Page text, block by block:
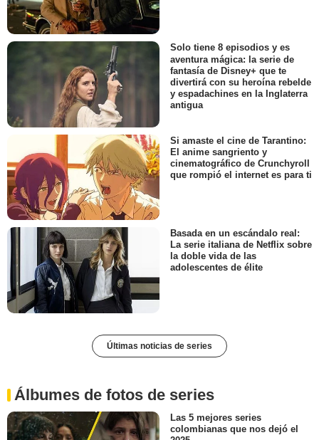
Solo tiene 8 episodios y es
aventura mágica: la serie de
fantasía de Disney+ que te
divertirá con su heroína rebelde
y espadachines en la Inglaterra
antigua
Si amaste el cine de Tarantino:
El anime sangriento y
cinematográfico de Crunchyroll
que rompió el internet es para ti
Basada en un escándalo real:
La serie italiana de Netflix sobre
la doble vida de las
adolescentes de élite
Últimas noticias de series
Álbumes de fotos de series
Las 5 mejores series
colombianas que nos dejó el